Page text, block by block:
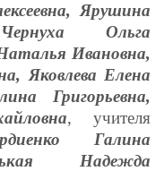
Ярушина
Ольга
Ивановна,
Яковлева Елена
Григорьевна,
, учителя
Галина
Надежда